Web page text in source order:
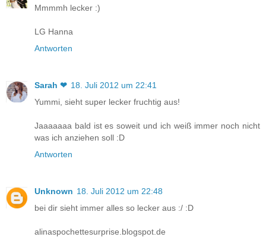
Mmmmh lecker :)
LG Hanna
Antworten
Sarah ❤ 18. Juli 2012 um 22:41
Yummi, sieht super lecker fruchtig aus!
Jaaaaaaa bald ist es soweit und ich weiß immer noch nicht
was ich anziehen soll :D
Antworten
Unknown 18. Juli 2012 um 22:48
bei dir sieht immer alles so lecker aus :/ :D
alinaspochettesurprise.blogspot.de